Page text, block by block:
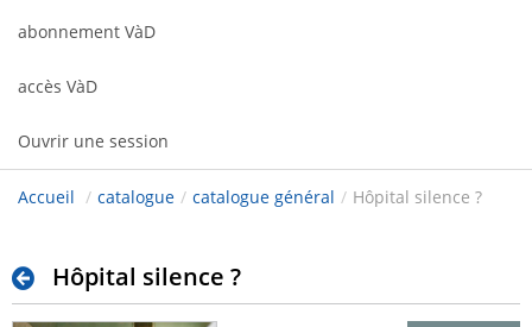
abonnement VàD
accès VàD
Ouvrir une session
Accueil / catalogue / catalogue général / Hôpital silence ?
Hôpital silence ?